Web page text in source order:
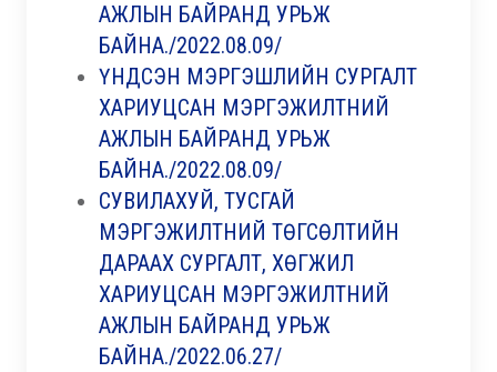
АЖЛЫН БАЙРАНД УРЬЖ
БАЙНА./2022.08.09/
ҮНДСЭН МЭРГЭШЛИЙН СУРГАЛТ
ХАРИУЦСАН МЭРГЭЖИЛТНИЙ
АЖЛЫН БАЙРАНД УРЬЖ
БАЙНА./2022.08.09/
СУВИЛАХУЙ, ТУСГАЙ
МЭРГЭЖИЛТНИЙ ТӨГСӨЛТИЙН
ДАРААХ СУРГАЛТ, ХӨГЖИЛ
ХАРИУЦСАН МЭРГЭЖИЛТНИЙ
АЖЛЫН БАЙРАНД УРЬЖ
БАЙНА./2022.06.27/